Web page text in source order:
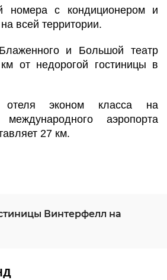
номера с кондиционером и
всей территории.
и Большой театр
от недорогой гостиницы в
отеля эконом класса на
аэропорта
27 км.
Винтерфелл на